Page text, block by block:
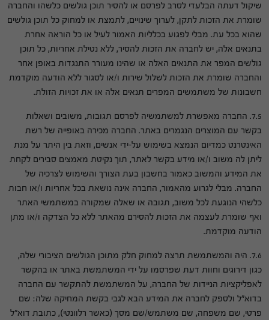
שיקול דעתה הבלעדי לסרב לפרסם או להסיר תוכן גולשים כלשהו והחברה
שומרת את הזכות לתקן, לערוך שינויים, לתמצת או למחוק כל תוכן גולשים
שהוא בכל עת. מבלי לפגוע בכלליות האמור לעיל או כל הוראה אחרת
בתנאים אלה, יש לחברה את הזכות להסיר, ללא נטילת אחריות, כל תוכן
גולשים המפר את התנאים האלה או שהינו מעורר התנגדות באופן אחר
והחברה שומרת את הזכות לשלול שירות ו/או לסגור ללא הודעה מוקדמת
חשבונות של משתמשים המפרים תנאים אלה או את זכויות הזולת.
7.5. החברה מאפשרת למשתמשיה לפרסם תגובות, משובים ושאלות
בקשר עם המוצרים הנגמרים באתר. החברה מכירה באופייה של רשת
האינטרנט כמדיום הנמצא בשימוש על-ידי אנשים, וזאת בין היתר על מנת
ליתן לה משוב ו/או מידע בקשר לאתר, תוך נקיטת מאמצים סבירים לקחת
את המידע והמשוב כאמור בחשבון בעת הצורך והשימוש לצרכיה של
החברה. מבלי לגרוע מהאמור, החברה אינה נושאת בכל אחריות ו/או חבות
כלשהי הנוגעת לכל משוב, תגובה או שאלה שמקורה במשתמשי האתר
ואף שומרת לעצמה את הזכות להסירם מהאתר ללא כל הצדקה ו/או מתן
הודעה מוקדמת.
7.6. היה והמשתמשת תרצה למחוק חלק מתוכן הגולשים הציבורי שלה,
כגון דירוגים וחוות דעת שפרסמו על ידי המשתמשת באתר או בהקשר
לאפליקציות הניידות של החברה, על המשתמשת להתקשר עם החברה
בדוא"ל ולספק לחברה את המידע הבא לגבי בקשת המחיקה שלה: שם
פרטי, שם משפחה, שם משתמש/שם מסך (כאשר רלוונטי), כתובת דוא"ל